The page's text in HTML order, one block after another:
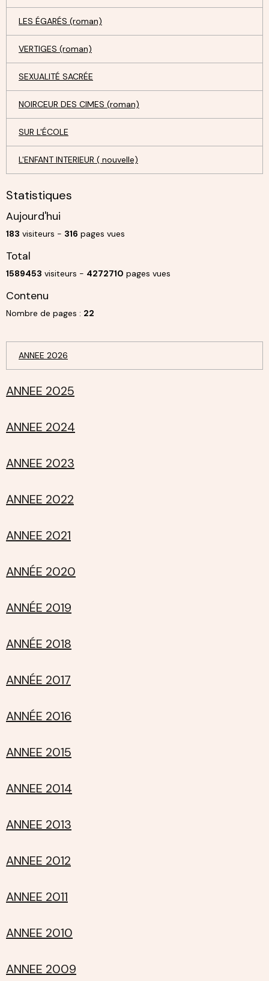
LES ÉGARÉS (roman)
VERTIGES (roman)
SEXUALITÉ SACRÉE
NOIRCEUR DES CIMES (roman)
SUR L'ÉCOLE
L'ENFANT INTERIEUR ( nouvelle)
Statistiques
Aujourd'hui
183 visiteurs - 316 pages vues
Total
1589453 visiteurs - 4272710 pages vues
Contenu
Nombre de pages : 22
ANNEE 2026
ANNEE 2025
ANNEE 2024
ANNEE 2023
ANNEE 2022
ANNEE 2021
ANNÉE 2020
ANNÉE 2019
ANNÉE 2018
ANNÉE 2017
ANNÉE 2016
ANNEE 2015
ANNEE 2014
ANNEE 2013
ANNEE 2012
ANNEE 2011
ANNEE 2010
ANNEE 2009